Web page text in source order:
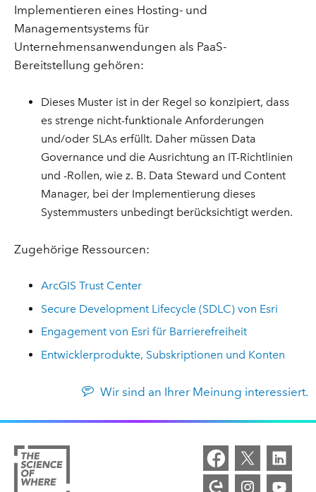
Implementieren eines Hosting- und
Managementsystems für
Unternehmensanwendungen als PaaS-
Bereitstellung gehören:
Dieses Muster ist in der Regel so konzipiert, dass
es strenge nicht-funktionale Anforderungen
und/oder SLAs erfüllt. Daher müssen Data
Governance und die Ausrichtung an IT-Richtlinien
und -Rollen, wie z. B. Data Steward und Content
Manager, bei der Implementierung dieses
Systemmusters unbedingt berücksichtigt werden.
Zugehörige Ressourcen:
ArcGIS Trust Center
Secure Development Lifecycle (SDLC) von Esri
Engagement von Esri für Barrierefreiheit
Entwicklerprodukte, Subskriptionen und Konten
Wir sind an Ihrer Meinung interessiert.